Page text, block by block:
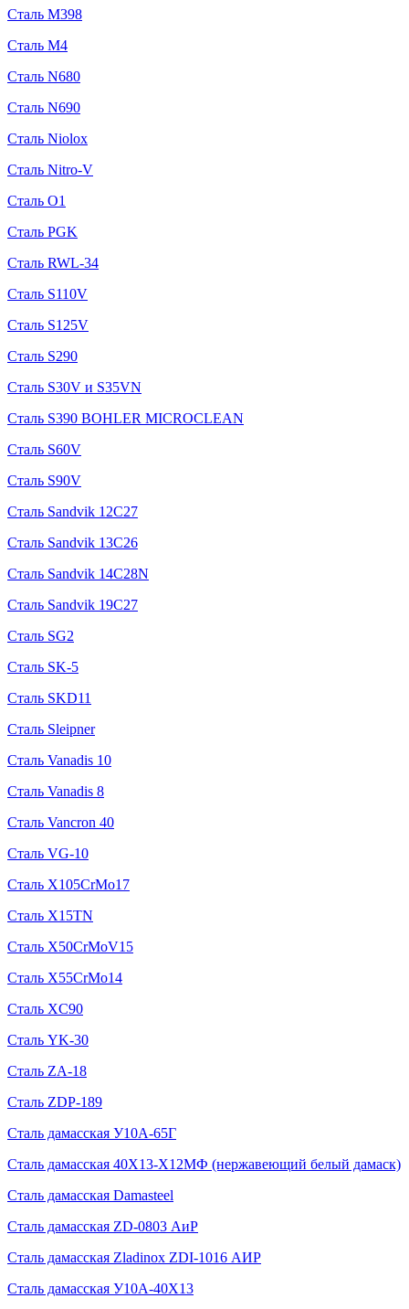
Сталь M398
Сталь M4
Сталь N680
Сталь N690
Сталь Niolox
Сталь Nitro-V
Сталь O1
Сталь PGK
Сталь RWL-34
Сталь S110V
Сталь S125V
Сталь S290
Сталь S30V и S35VN
Сталь S390 BOHLER MICROCLEAN
Сталь S60V
Сталь S90V
Сталь Sandvik 12C27
Сталь Sandvik 13C26
Сталь Sandvik 14C28N
Сталь Sandvik 19C27
Сталь SG2
Сталь SK-5
Сталь SKD11
Сталь Sleipner
Сталь Vanadis 10
Сталь Vanadis 8
Сталь Vancron 40
Сталь VG-10
Сталь X105CrMo17
Сталь X15TN
Сталь X50CrMoV15
Сталь X55CrMo14
Сталь XC90
Сталь YK-30
Сталь ZA-18
Сталь ZDP-189
Сталь дамасская У10А-65Г
Сталь дамасская 40Х13-Х12МФ (нержавеющий белый дамаск)
Сталь дамасская Damasteel
Сталь дамасская ZD-0803 АиР
Сталь дамасская Zladinox ZDI-1016 АИР
Сталь дамасская У10А-40Х13